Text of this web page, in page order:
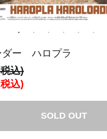
ダー ハロプラ
込)
込)
SOLD OUT